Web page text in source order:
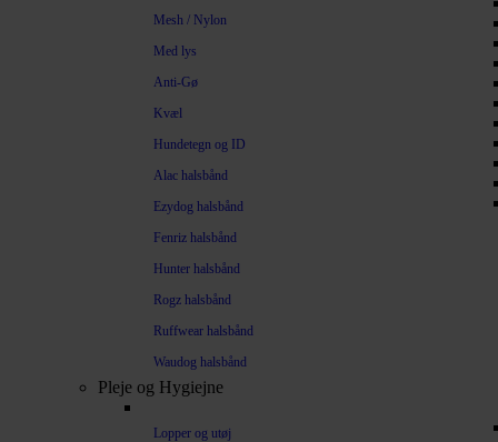
Mesh / Nylon
Med lys
Anti-Gø
Kvæl
Hundetegn og ID
Alac halsbånd
Ezydog halsbånd
Fenriz halsbånd
Hunter halsbånd
Rogz halsbånd
Ruffwear halsbånd
Waudog halsbånd
Pleje og Hygiejne
Lopper og utøj